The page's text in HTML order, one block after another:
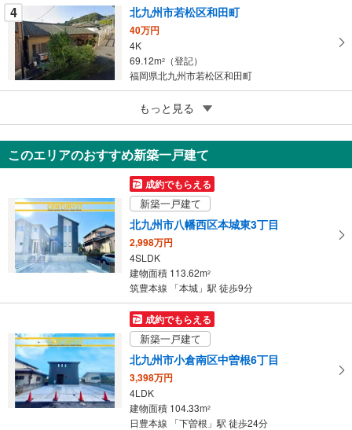
4 北九州市若松区和田町
40万円
4K
69.12m2
（登記）
福岡県北九州市若松区和田町
直方市大字感田
398万円
4DK
85.67m2（登記）
福岡県直方市大字感田
もっと見る
このエリアのおすすめ新築一戸建て
成約でもらえる
新築一戸建て
北九州市八幡西区本城東3丁目
2,998万円
4SLDK
建物面積 113.62m2
筑豊本線 「本城」駅 徒歩9分
成約でもらえる
新築一戸建て
北九州市小倉南区中曽根6丁目
3,398万円
4LDK
建物面積 104.33m2
日豊本線 「下曽根」駅 徒歩24分